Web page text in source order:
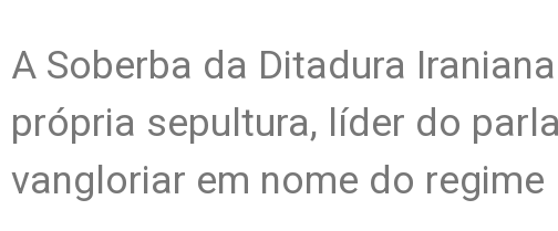
A Soberba da Ditadura
própria sepultura, líder do
vangloriar em nome do regime